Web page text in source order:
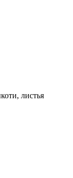
листья